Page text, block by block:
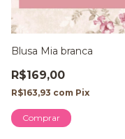
Blusa Mia branca
R$169,00
R$163,93 com Pix
Comprar